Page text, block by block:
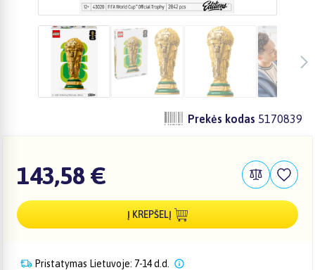
Prekės kodas 5170839
143,58 €
Į KREPŠELĮ
Pristatymas Lietuvoje: 7-14 d.d.